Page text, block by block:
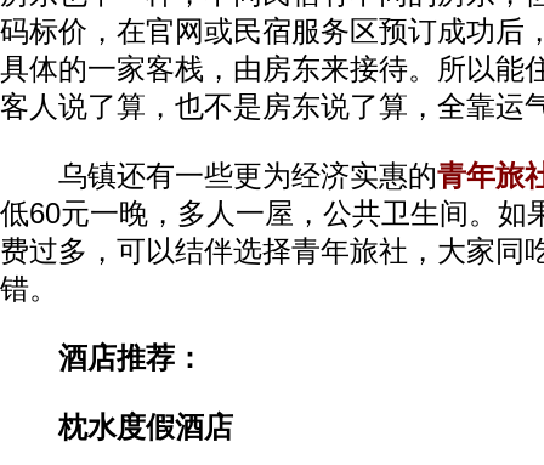
码标价，在官网或民宿服务区预订成功后
具体的一家客栈，由房东来接待。所以能
客人说了算，也不是房东说了算，全靠运
乌镇还有一些更为经济实惠的青年旅
低60元一晚，多人一屋，公共卫生间。如
费过多，可以结伴选择青年旅社，大家同
错。
酒店推荐：
枕水度假酒店